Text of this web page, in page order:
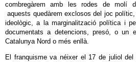
combregàrem amb les rodes de molí
aquests quedàrem exclosos del joc
ideològic, a la marginalització política i
documentats a detencions, presó, o
Catalunya Nord o més enllà.
El franquisme va néixer el 17 de juliol